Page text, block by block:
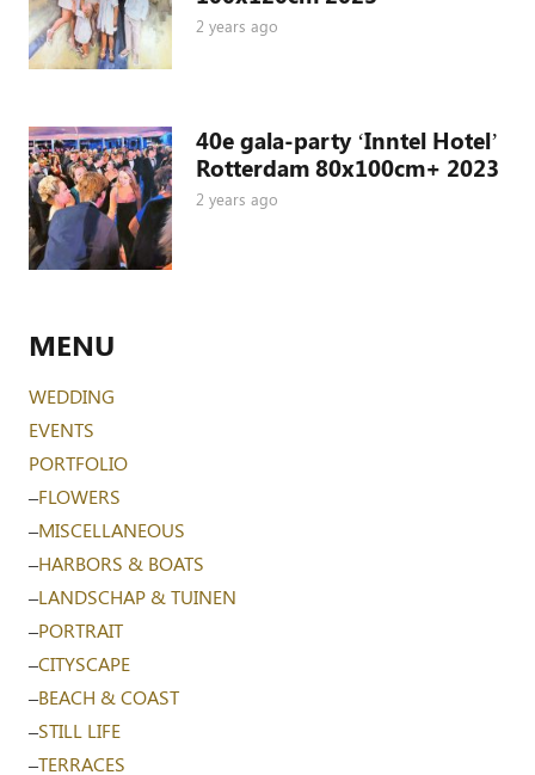
2 years ago
40e gala-party ‘Inntel Hotel’
Rotterdam 80x100cm+ 2023
2 years ago
MENU
WEDDING
EVENTS
PORTFOLIO
–FLOWERS
–MISCELLANEOUS
–HARBORS & BOATS
–LANDSCHAP & TUINEN
–PORTRAIT
–CITYSCAPE
–BEACH & COAST
–STILL LIFE
–TERRACES